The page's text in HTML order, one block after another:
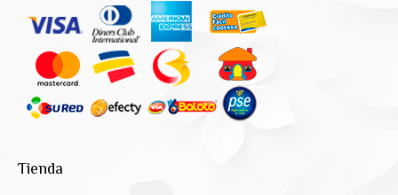
Tienda